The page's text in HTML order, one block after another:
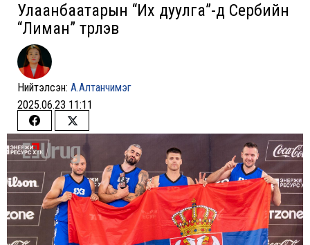
Улаанбаатарын “Их дуулга”-д Сербийн
“Лиман” түрүүлэв
Нийтэлсэн: А.Алтанчимэг
2025.06.23 11:11
Share
on
Facebook
Share
on
Twitter